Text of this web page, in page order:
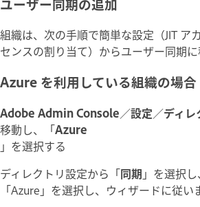
組織は、次の手順で簡単な設定（JIT ア
センスの割り当て）からユーザー同期に
Azure を利用している組織の場合
Adobe Admin Console／設定／ディレ
移動し、「Azure
」を選択する
ディレクトリ設定から「同期 」を選択し
「Azure」を選択し、ウィザードに従い